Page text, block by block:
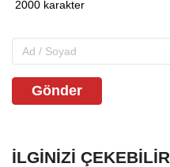
Gönder
İLGINIZI ÇEKEBILIR